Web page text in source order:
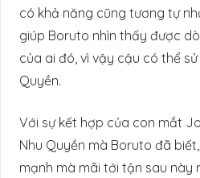
có khả năng cũng tương tự
giúp Boruto nhìn thấy được
của ai đó, vì vậy cậu có thể
Quyền.
Với sự kết hợp của con mắt
Nhu Quyền mà Boruto đã
mạnh mà mãi tới tận sau này